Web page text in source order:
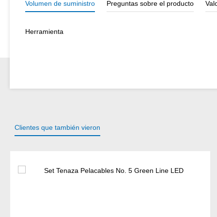
Volumen de suministro Preguntas sobre el producto
Herramienta
Clientes que también vieron